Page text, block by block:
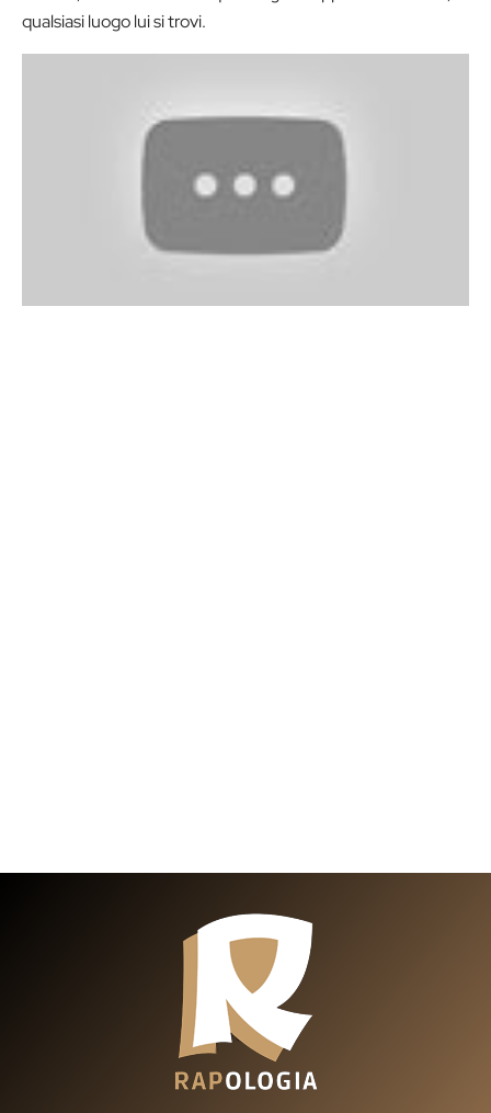
qualsiasi luogo lui si trovi.